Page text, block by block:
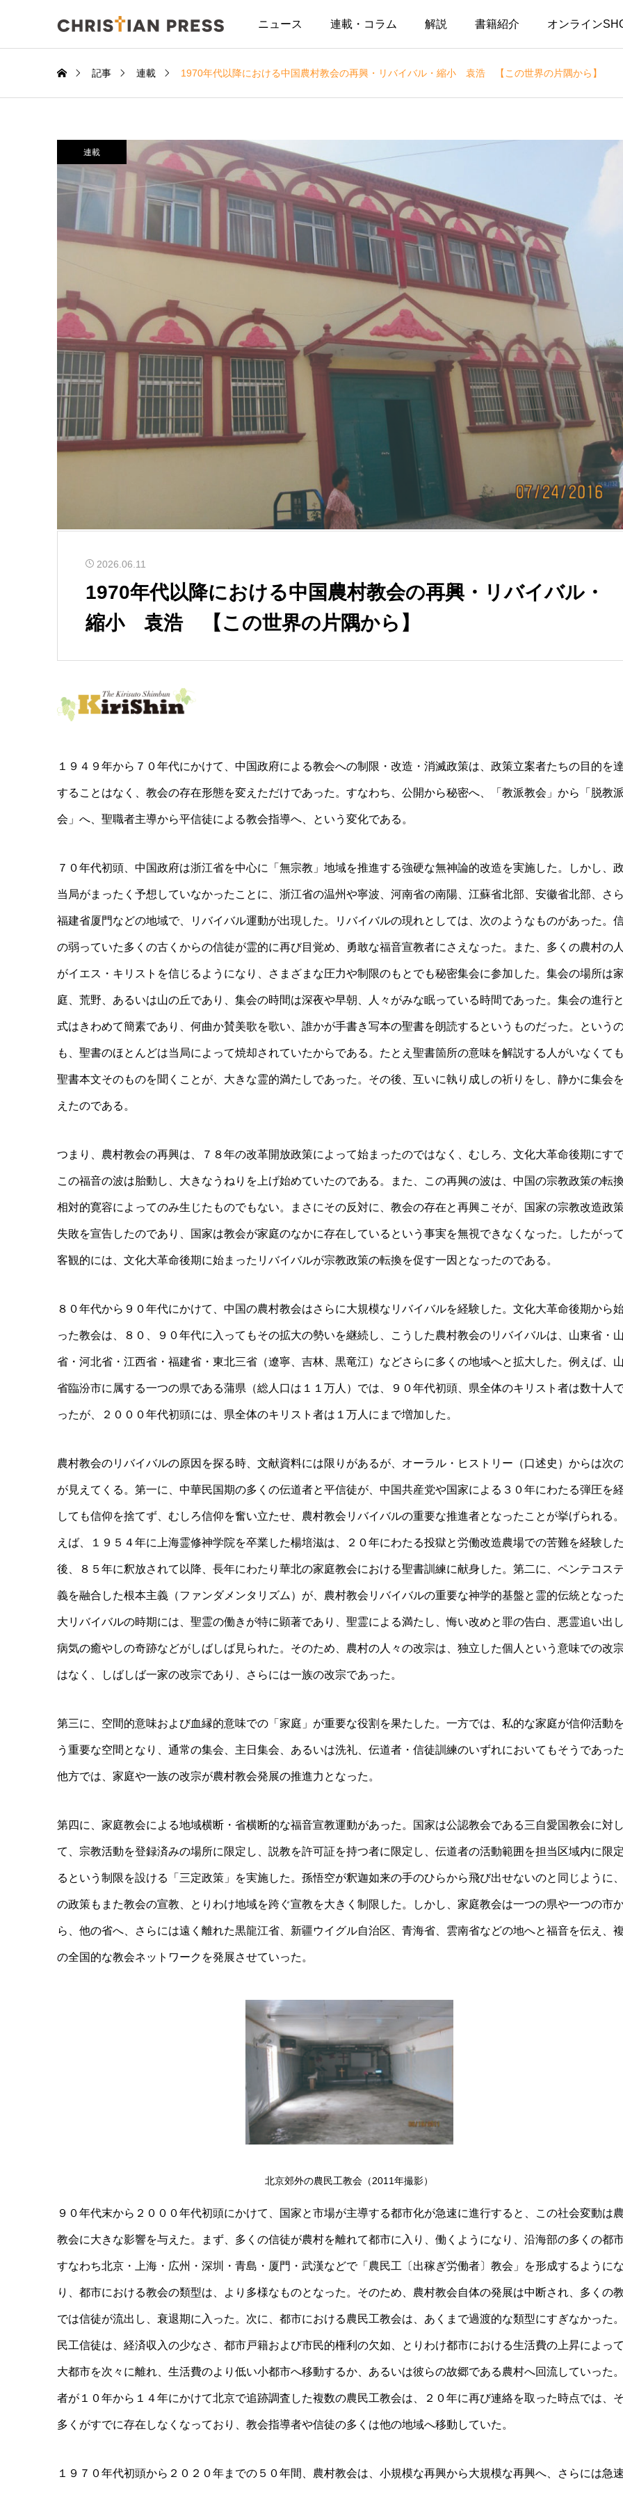
ニュース 連載・コラム 解説 書籍紹介 オンライン
記事 連載 1970年代以降における中国農村教会の再興・リバイバル・縮小 袁浩 【この世界の片隅から】
連載
2026.06.11
1970年代以降における中国農村教会の再興・リバイバル・
縮小 袁浩 【この世界の片隅から】
１９４９年から７０年代にかけて、中国政府による教会への制限・改造・消滅政策は、政策立案者たちの目的を
することはなく、教会の存在形態を変えただけであった。すなわち、公開から秘密へ、「教派教会」から「脱教
会」へ、聖職者主導から平信徒による教会指導へ、という変化である。
７０年代初頭、中国政府は浙江省を中心に「無宗教」地域を推進する強硬な無神論的改造を実施した。しかし、
当局がまったく予想していなかったことに、浙江省の温州や寧波、河南省の南陽、江蘇省北部、安徽省北部、さ
福建省厦門などの地域で、リバイバル運動が出現した。リバイバルの現れとしては、次のようなものがあった。
の弱っていた多くの古くからの信徒が霊的に再び目覚め、勇敢な福音宣教者にさえなった。また、多くの農村の
がイエス・キリストを信じるようになり、さまざまな圧力や制限のもとでも秘密集会に参加した。集会の場所は家
庭、荒野、あるいは山の丘であり、集会の時間は深夜や早朝、人々がみな眠っている時間であった。集会の進行
式はきわめて簡素であり、何曲か賛美歌を歌い、誰かが手書き写本の聖書を朗読するというものだった。という
も、聖書のほとんどは当局によって焼却されていたからである。たとえ聖書箇所の意味を解説する人がいなくても
聖書本文そのものを聞くことが、大きな霊的満たしであった。その後、互いに執り成しの祈りをし、静かに集会
えたのである。
つまり、農村教会の再興は、７８年の改革開放政策によって始まったのではなく、むしろ、文化大革命後期にす
この福音の波は胎動し、大きなうねりを上げ始めていたのである。また、この再興の波は、中国の宗教政策の転
相対的寛容によってのみ生じたものでもない。まさにその反対に、教会の存在と再興こそが、国家の宗教改造政
失敗を宣告したのであり、国家は教会が家庭のなかに存在しているという事実を無視できなくなった。したがって
客観的には、文化大革命後期に始まったリバイバルが宗教政策の転換を促す一因となったのである。
８０年代から９０年代にかけて、中国の農村教会はさらに大規模なリバイバルを経験した。文化大革命後期から
った教会は、８０、９０年代に入ってもその拡大の勢いを継続し、こうした農村教会のリバイバルは、山東省・
省・河北省・江西省・福建省・東北三省（遼寧、吉林、黒竜江）などさらに多くの地域へと拡大した。例えば、
省臨汾市に属する一つの県である蒲県（総人口は１１万人）では、９０年代初頭、県全体のキリスト者は数十人
ったが、２０００年代初頭には、県全体のキリスト者は１万人にまで増加した。
農村教会のリバイバルの原因を探る時、文献資料には限りがあるが、オーラル・ヒストリー（口述史）からは次
が見えてくる。第一に、中華民国期の多くの伝道者と平信徒が、中国共産党や国家による３０年にわたる弾圧を
しても信仰を捨てず、むしろ信仰を奮い立たせ、農村教会リバイバルの重要な推進者となったことが挙げられる
えば、１９５４年に上海霊修神学院を卒業した楊培滋は、２０年にわたる投獄と労働改造農場での苦難を経験した
後、８５年に釈放されて以降、長年にわたり華北の家庭教会における聖書訓練に献身した。第二に、ペンテコス
義を融合した根本主義（ファンダメンタリズム）が、農村教会リバイバルの重要な神学的基盤と霊的伝統となった
大リバイバルの時期には、聖霊の働きが特に顕著であり、聖霊による満たし、悔い改めと罪の告白、悪霊追い出
病気の癒やしの奇跡などがしばしば見られた。そのため、農村の人々の改宗は、独立した個人という意味での改
はなく、しばしば一家の改宗であり、さらには一族の改宗であった。
第三に、空間的意味および血縁的意味での「家庭」が重要な役割を果たした。一方では、私的な家庭が信仰活動
う重要な空間となり、通常の集会、主日集会、あるいは洗礼、伝道者・信徒訓練のいずれにおいてもそうであった
他方では、家庭や一族の改宗が農村教会発展の推進力となった。
第四に、家庭教会による地域横断・省横断的な福音宣教運動があった。国家は公認教会である三自愛国教会に対し
て、宗教活動を登録済みの場所に限定し、説教を許可証を持つ者に限定し、伝道者の活動範囲を担当区域内に限
るという制限を設ける「三定政策」を実施した。孫悟空が釈迦如来の手のひらから飛び出せないのと同じように
の政策もまた教会の宣教、とりわけ地域を跨ぐ宣教を大きく制限した。しかし、家庭教会は一つの県や一つの市
ら、他の省へ、さらには遠く離れた黒龍江省、新疆ウイグル自治区、青海省、雲南省などの地へと福音を伝え、
の全国的な教会ネットワークを発展させていった。
北京郊外の農民工教会（2011年撮影）
９０年代末から２０００年代初頭にかけて、国家と市場が主導する都市化が急速に進行すると、この社会変動は
教会に大きな影響を与えた。まず、多くの信徒が農村を離れて都市に入り、働くようになり、沿海部の多くの都市
すなわち北京・上海・広州・深圳・青島・厦門・武漢などで「農民工〔出稼ぎ労働者〕教会」を形成するようにな
り、都市における教会の類型は、より多様なものとなった。そのため、農村教会自体の発展は中断され、多くの
では信徒が流出し、衰退期に入った。次に、都市における農民工教会は、あくまで過渡的な類型にすぎなかった
民工信徒は、経済収入の少なさ、都市戸籍および市民的権利の欠如、とりわけ都市における生活費の上昇によって
大都市を次々に離れ、生活費のより低い小都市へ移動するか、あるいは彼らの故郷である農村へ回流していった
者が１０年から１４年にかけて北京で追跡調査した複数の農民工教会は、２０年に再び連絡を取った時点では、
多くがすでに存在しなくなっており、教会指導者や信徒の多くは他の地域へ移動していた。
１９７０年代初頭から２０２０年までの５０年間、農村教会は、小規模な再興から大規模な再興へ、さらには急